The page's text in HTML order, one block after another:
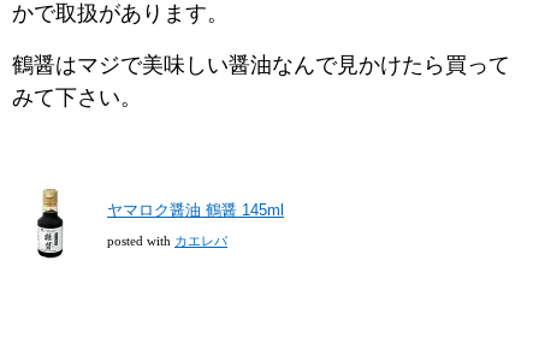
かで取扱があります。
鶴醤はマジで美味しい醤油なんで見かけたら買って
みて下さい。
ヤマロク醤油 鶴醤 145ml
posted with カエレバ